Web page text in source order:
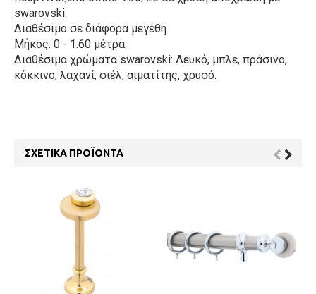
swarovski.
Διαθέσιμο σε διάφορα μεγέθη.
Μήκος: 0 - 1.60 μέτρα.
Διαθέσιμα χρώματα swarovski: Λευκό, μπλε, πράσινο,
κόκκινο, λαχανί, σιέλ, αιματίτης, χρυσό.
ΣΧΕΤΙΚΆ ΠΡΟΪΌΝΤΑ